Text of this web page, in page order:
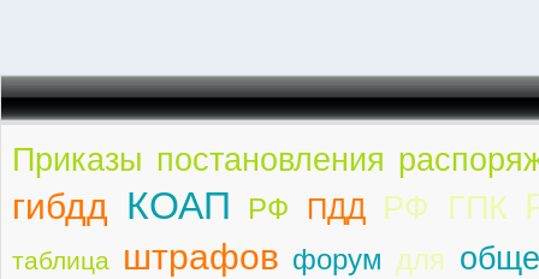
Приказы постановления
гибдд КОАП РФ ПДД РФ ГПК
таблица штрафов форум для